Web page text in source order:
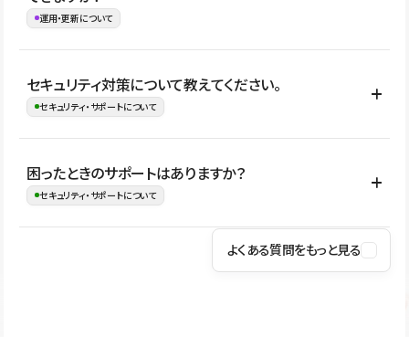
ージをご覧ください。
運用・更新について
はい。CMSやコンポーネントを活用して更新範囲を設計しておく
ことで、デザインを崩しにくい状態で運用できます。 さらにコン
ながらレイアウトに影響を与えずに更新作業を進めやすくなりま
す。
セキュリティ対策について教えてください。
セキュリティ・サポートについて
Studioでは、公開サイトやサービスを安全に利用できるよう、通信
の暗号化、データ保護、アクセス管理、脆弱性対策など、複数の観
はSSL/TLSによる通信暗号化に対応しており、悪質なスクリプトの
困ったときのサポートはありますか？
セキュリティ・サポートについて
操作方法や機能については、ヘルプセンターでご確認いただけま
よくある質問をもっと見る